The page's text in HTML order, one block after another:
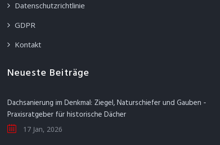
Datenschutzrichtlinie
GDPR
Kontakt
Neueste Beiträge
Dachsanierung im Denkmal: Ziegel, Naturschiefer und Gauben -
Praxisratgeber für historische Dächer
17 Jan, 2026